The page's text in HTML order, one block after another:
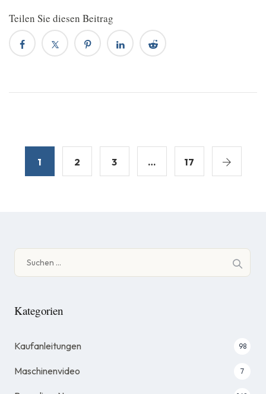
Teilen Sie diesen Beitrag
1 2 3 … 17
nach:
Kategorien
Kaufanleitungen 98
Maschinenvideo 7